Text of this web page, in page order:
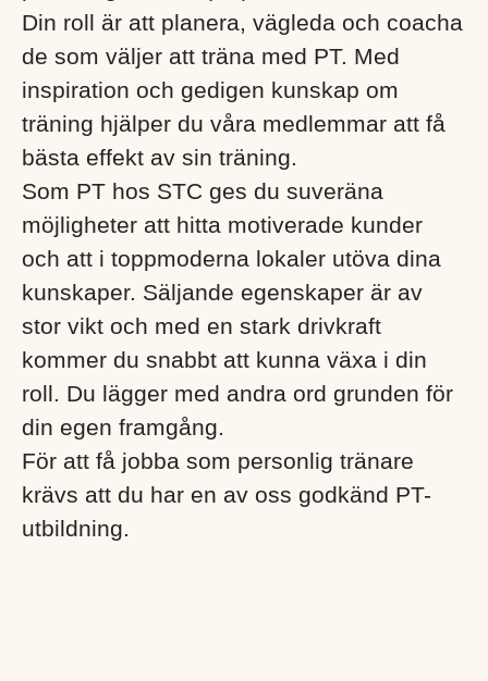
Din roll är att planera, vägleda och coacha
de som väljer att träna med PT. Med
inspiration och gedigen kunskap om
träning hjälper du våra medlemmar att få
bästa effekt av sin träning.
Som PT hos STC ges du suveräna
möjligheter att hitta motiverade kunder
och att i toppmoderna lokaler utöva dina
kunskaper. Säljande egenskaper är av
stor vikt och med en stark drivkraft
kommer du snabbt att kunna växa i din
roll. Du lägger med andra ord grunden för
din egen framgång.
För att få jobba som personlig tränare
krävs att du har en av oss godkänd PT-
utbildning.